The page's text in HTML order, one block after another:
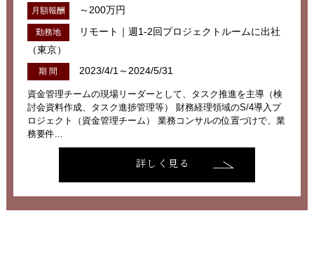
月額報酬 ～200万円
勤務地
リモート｜週1-2回プロジェクトルームに出社
（東京）
期 間 2023/4/1～2024/5/31
資金管理チームの現場リーダーとして、タスク推進を主導（検
討会資料作成、タスク進捗管理等） 財務経理領域のS/4導入プ
ロジェクト（資金管理チーム） 業務コンサルの位置づけで、業
務要件...
詳しく見る